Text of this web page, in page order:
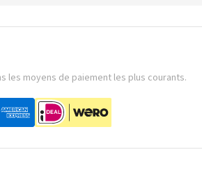
les moyens de paiement les plus courants.